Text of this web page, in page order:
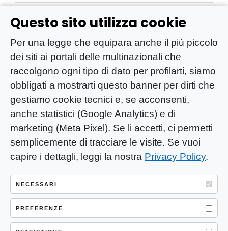
Questo sito utilizza cookie
Per una legge che equipara anche il più piccolo
dei siti ai portali delle multinazionali che
raccolgono ogni tipo di dato per profilarti, siamo
obbligati a mostrarti questo banner per dirti che
gestiamo cookie tecnici e, se acconsenti,
anche statistici (Google Analytics) e di
marketing (Meta Pixel). Se li accetti, ci permetti
semplicemente di tracciare le visite. Se vuoi
capire i dettagli, leggi la nostra Privacy Policy.
NECESSARI
PREFERENZE
YOU-ng Slow Journalism è una testata
giornalistica di proprietà di Mastino S.R.L.
Registrazione presso Trib. Santa Maria
Capua Vetere (CE) n° 900 del 31/01/2025 |
ISSN 3103-4683